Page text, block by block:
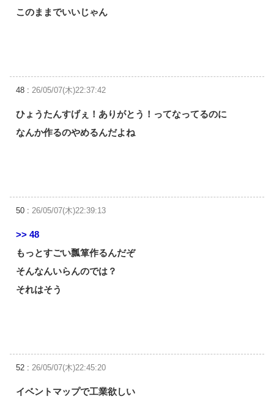
このままでいいじゃん
48 : 26/05/07(木)22:37:42
ひょうたんすげぇ！ありがとう！ってなってるのに
なんか作るのやめるんだよね
50 : 26/05/07(木)22:39:13
>> 48
もっとすごい瓢箪作るんだぞ
そんなんいらんのでは？
それはそう
52 : 26/05/07(木)22:45:20
イベントマップで工業欲しい